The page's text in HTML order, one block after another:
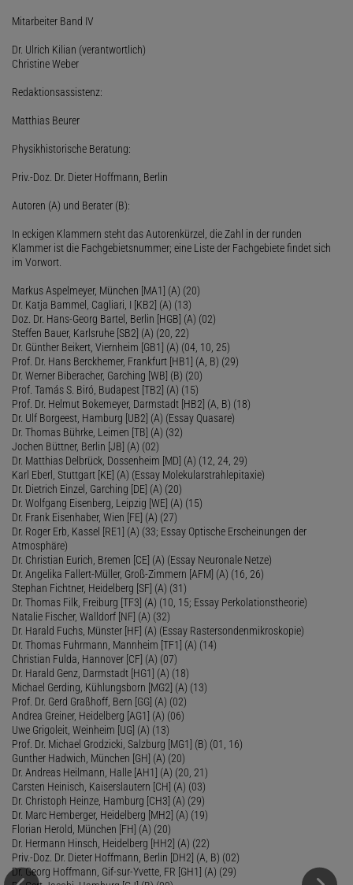
Mitarbeiter Band IV
Dr. Ulrich Kilian (verantwortlich)
Christine Weber
Redaktionsassistenz:
Matthias Beurer
Physikhistorische Beratung:
Priv.-Doz. Dr. Dieter Hoffmann, Berlin
Autoren (A) und Berater (B):
In eckigen Klammern steht das Autorenkürzel, die Zahl in der runden
Klammer ist die Fachgebietsnummer; eine Liste der Fachgebiete findet sich
im Vorwort.
Markus Aspelmeyer, München [MA1] (A) (20)
Dr. Katja Bammel, Cagliari, I [KB2] (A) (13)
Doz. Dr. Hans-Georg Bartel, Berlin [HGB] (A) (02)
Steffen Bauer, Karlsruhe [SB2] (A) (20, 22)
Dr. Günther Beikert, Viernheim [GB1] (A) (04, 10, 25)
Prof. Dr. Hans Berckhemer, Frankfurt [HB1] (A, B) (29)
Dr. Werner Biberacher, Garching [WB] (B) (20)
Prof. Tamás S. Biró, Budapest [TB2] (A) (15)
Prof. Dr. Helmut Bokemeyer, Darmstadt [HB2] (A, B) (18)
Dr. Ulf Borgeest, Hamburg [UB2] (A) (Essay Quasare)
Dr. Thomas Bührke, Leimen [TB] (A) (32)
Jochen Büttner, Berlin [JB] (A) (02)
Dr. Matthias Delbrück, Dossenheim [MD] (A) (12, 24, 29)
Karl Eberl, Stuttgart [KE] (A) (Essay Molekularstrahlepitaxie)
Dr. Dietrich Einzel, Garching [DE] (A) (20)
Dr. Wolfgang Eisenberg, Leipzig [WE] (A) (15)
Dr. Frank Eisenhaber, Wien [FE] (A) (27)
Dr. Roger Erb, Kassel [RE1] (A) (33; Essay Optische Erscheinungen der
Atmosphäre)
Dr. Christian Eurich, Bremen [CE] (A) (Essay Neuronale Netze)
Dr. Angelika Fallert-Müller, Groß-Zimmern [AFM] (A) (16, 26)
Stephan Fichtner, Heidelberg [SF] (A) (31)
Dr. Thomas Filk, Freiburg [TF3] (A) (10, 15; Essay Perkolationstheorie)
Natalie Fischer, Walldorf [NF] (A) (32)
Dr. Harald Fuchs, Münster [HF] (A) (Essay Rastersondenmikroskopie)
Dr. Thomas Fuhrmann, Mannheim [TF1] (A) (14)
Christian Fulda, Hannover [CF] (A) (07)
Dr. Harald Genz, Darmstadt [HG1] (A) (18)
Michael Gerding, Kühlungsborn [MG2] (A) (13)
Prof. Dr. Gerd Graßhoff, Bern [GG] (A) (02)
Andrea Greiner, Heidelberg [AG1] (A) (06)
Uwe Grigoleit, Weinheim [UG] (A) (13)
Prof. Dr. Michael Grodzicki, Salzburg [MG1] (B) (01, 16)
Gunther Hadwich, München [GH] (A) (20)
Dr. Andreas Heilmann, Halle [AH1] (A) (20, 21)
Carsten Heinisch, Kaiserslautern [CH] (A) (03)
Dr. Christoph Heinze, Hamburg [CH3] (A) (29)
Dr. Marc Hemberger, Heidelberg [MH2] (A) (19)
Florian Herold, München [FH] (A) (20)
Dr. Hermann Hinsch, Heidelberg [HH2] (A) (22)
Priv.-Doz. Dr. Dieter Hoffmann, Berlin [DH2] (A, B) (02)
Dr. Georg Hoffmann, Gif-sur-Yvette, FR [GH1] (A) (29)